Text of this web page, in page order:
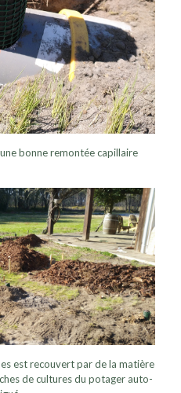
bonne remontée capillaire
est recouvert par de la matière
de cultures du potager auto-